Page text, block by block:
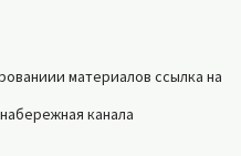
материалов ссылка на
набережная канала